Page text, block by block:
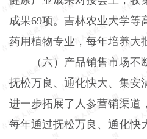
成果69项。吉林农业大学等
药用植物专业，每年培养大
（六）产品销售市场不
抚松万良、通化快大、集安
进一步拓展了人参营销渠道
每年通过抚松万良、通化快